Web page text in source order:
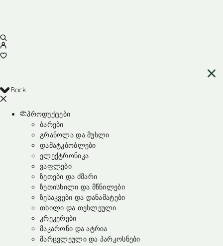
Back
პროდუქტები
ბარები
გრანოლა და მუსლი
დამატკბობლები
ელექტრონიკა
ვაფლები
ზეთები და ძმარი
ზეთისხილი და მწნილები
ზესაკვები და დანამატები
თხილი და თესლეული
კრეკერები
მაკარონი და ატრია
მარცვლეული და პარკოსნები